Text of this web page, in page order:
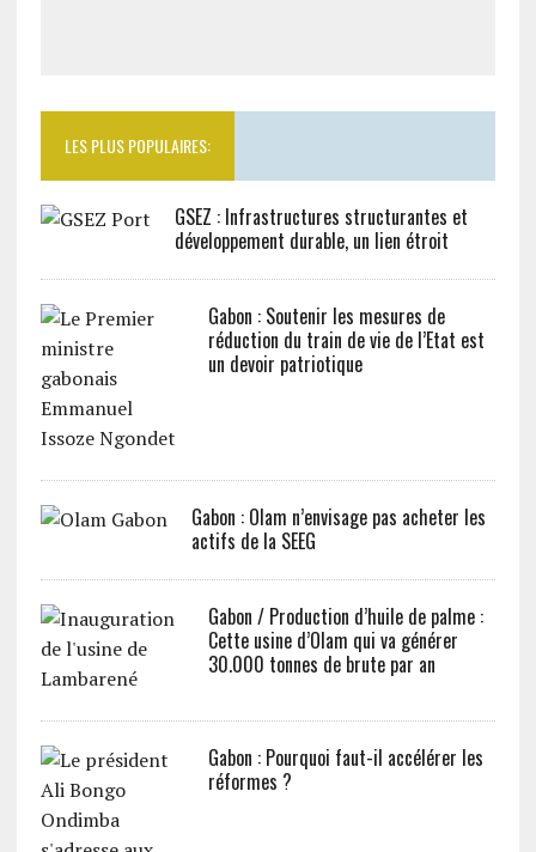
LES PLUS POPULAIRES:
GSEZ : Infrastructures structurantes et
développement durable, un lien étroit
Gabon : Soutenir les mesures de
réduction du train de vie de l’Etat est
un devoir patriotique
Gabon : Olam n’envisage pas acheter les
actifs de la SEEG
Gabon / Production d’huile de palme :
Cette usine d’Olam qui va générer
30.000 tonnes de brute par an
Gabon : Pourquoi faut-il accélérer les
réformes ?